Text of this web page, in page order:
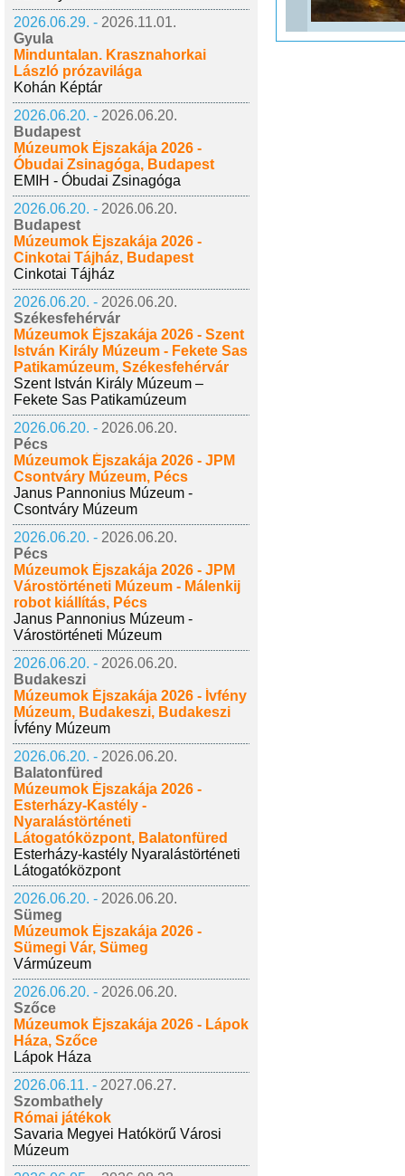
2026.06.29. - 2026.11.01.
Gyula
Minduntalan. Krasznahorkai
László prózavilága
Kohán Képtár
2026.06.20. - 2026.06.20.
Budapest
Múzeumok Éjszakája 2026 -
Óbudai Zsinagóga, Budapest
EMIH - Óbudai Zsinagóga
2026.06.20. - 2026.06.20.
Budapest
Múzeumok Éjszakája 2026 -
Cinkotai Tájház, Budapest
Cinkotai Tájház
2026.06.20. - 2026.06.20.
Székesfehérvár
Múzeumok Éjszakája 2026 - Szent
István Király Múzeum - Fekete Sas
Patikamúzeum, Székesfehérvár
Szent István Király Múzeum –
Fekete Sas Patikamúzeum
2026.06.20. - 2026.06.20.
Pécs
Múzeumok Éjszakája 2026 - JPM
Csontváry Múzeum, Pécs
Janus Pannonius Múzeum -
Csontváry Múzeum
2026.06.20. - 2026.06.20.
Pécs
Múzeumok Éjszakája 2026 - JPM
Várostörténeti Múzeum - Málenkij
robot kiállítás, Pécs
Janus Pannonius Múzeum -
Várostörténeti Múzeum
2026.06.20. - 2026.06.20.
Budakeszi
Múzeumok Éjszakája 2026 - Ívfény
Múzeum, Budakeszi, Budakeszi
Ívfény Múzeum
2026.06.20. - 2026.06.20.
Balatonfüred
Múzeumok Éjszakája 2026 -
Esterházy-Kastély -
Nyaralástörténeti
Látogatóközpont, Balatonfüred
Esterházy-kastély Nyaralástörténeti
Látogatóközpont
2026.06.20. - 2026.06.20.
Sümeg
Múzeumok Éjszakája 2026 -
Sümegi Vár, Sümeg
Vármúzeum
2026.06.20. - 2026.06.20.
Szőce
Múzeumok Éjszakája 2026 - Lápok
Háza, Szőce
Lápok Háza
2026.06.11. - 2027.06.27.
Szombathely
Római játékok
Savaria Megyei Hatókörű Városi
Múzeum